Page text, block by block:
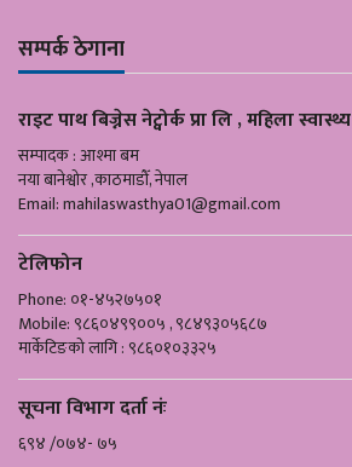
सम्पर्क ठेगाना
राइट पाथ बिज्नेस नेट्वोर्क प्रा लि , महिला स्वास्थ्य
सम्पादक : आश्मा बम
नया बानेश्वोर ,काठमाडौँ, नेपाल
Email:mahilaswasthya01@gmail.com
टेलिफोन
Phone: ०१-४५२७५०१
Mobile: ९८६०४९९००५ , ९८४९३०५६८७
मार्केटिङको लागि : ९८६०१०३३२५
सूचना विभाग दर्ता नंः
६९४ /०७४- ७५